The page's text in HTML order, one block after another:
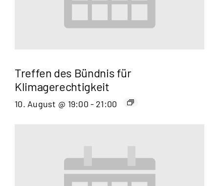
Treffen des Bündnis für
Klimagerechtigkeit
10. August @ 19:00 - 21:00